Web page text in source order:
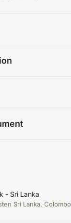
- Sri Lanka
Sri Lanka, Colombo